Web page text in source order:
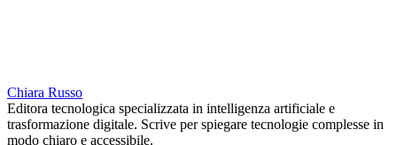
Chiara Russo
Editora tecnologica specializzata in intelligenza artificiale e
trasformazione digitale. Scrive per spiegare tecnologie complesse in
modo chiaro e accessibile.